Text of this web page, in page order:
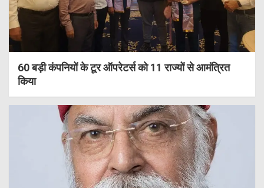
60 बड़ी कंपनियों के टूर ऑपरेटर्स को 11 राज्यों से आमंत्रित
किया